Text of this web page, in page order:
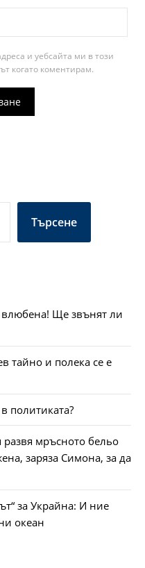
и уебсайта ми в този
когато коментирам.
Търсене
Ще звънят ли
тайно и полека се е
политиката?
мръсното бельо
заряза Симона, за да
за Украйна: И ние
океан